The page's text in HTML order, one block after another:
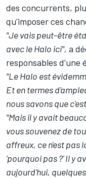
des concurrents,
qu'imposer ces
"Je vais peut-être
avec le Halo ici", a
responsables d'une
"Le Halo est
Et en termes
nous savons que
"Mais il y avait
vous souvenez de
affreux, ce n'est pas
'pourquoi pas ?' Il y
aujourd'hui,